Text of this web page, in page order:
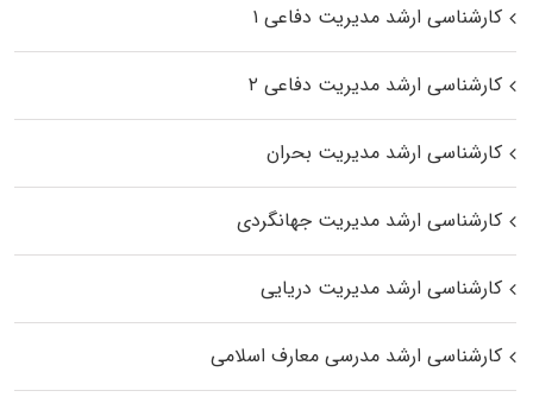
کارشناسی ارشد مدیریت دفاعی ۱
کارشناسی ارشد مدیریت دفاعی ۲
کارشناسی ارشد مدیریت بحران
کارشناسی ارشد مدیریت جهانگردی
کارشناسی ارشد مدیریت دریایی
کارشناسی ارشد مدرسی معارف اسلامی